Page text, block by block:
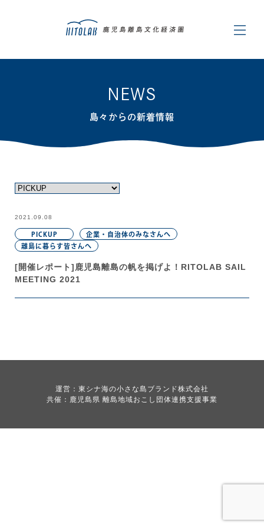
NEWS
島々からの新着情報
2021.09.08
PICKUP
企業・自治体のみなさんへ
離島に暮らす皆さんへ
[開催レポート]鹿児島離島の帆を掲げよ！RITOLAB SAIL
MEETING 2021
運営：東シナ海の小さな島ブランド株式会社
共催：鹿児島県 離島地域おこし団体連携支援事業